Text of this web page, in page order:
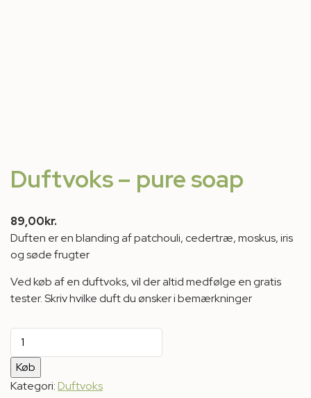
Duftvoks – pure soap
89,00kr.
Duften er en blanding af patchouli, cedertræ, moskus, iris
og søde frugter
Ved køb af en duftvoks, vil der altid medfølge en gratis
tester. Skriv hvilke duft du ønsker i bemærkninger
Duftvoks
-
pure
soap
Køb
Kategori:Duftvoks